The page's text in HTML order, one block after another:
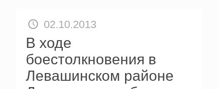
02.10.2013
В ходе
боестолкновения в
Левашинском районе